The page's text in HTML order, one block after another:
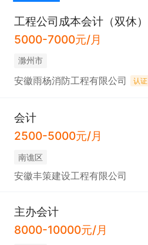
工程公司成本会计（双休）
5000-7000元/月
滁州市
安徽雨杨消防工程有限公司 认证
会计
2500-5000元/月
南谯区
安徽丰策建设工程有限公司
主办会计
8000-10000元/月